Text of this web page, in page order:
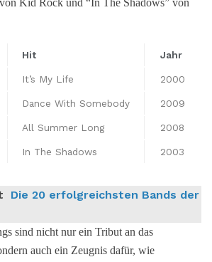
Kid Rock und “In The Shadows” von
Hit Jahr
It’s My Life 2000
Dance With Somebody 2009
All Summer Long 2008
In The Shadows 2003
Die 20 erfolgreichsten Bands der
sind nicht nur ein Tribut an das
auch ein Zeugnis dafür, wie